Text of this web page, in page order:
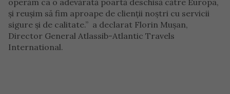
operăm ca o adevărată poartă deschisă către Europa,
și reușim să fim aproape de clienții noștri cu servicii
sigure și de calitate.” a declarat Florin Mușan,
Director General Atlassib-Atlantic Travels
International.